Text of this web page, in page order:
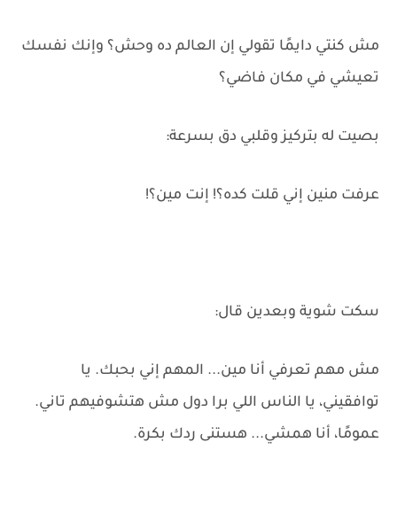
مش كنتي دايمًا تقولي إن العالم ده وحش؟ وإنك نفسك
تعيشي في مكان فاضي؟
بصيت له بتركيز وقلبي دق بسرعة:
عرفت منين إني قلت كده؟! إنت مين؟!
سكت شوية وبعدين قال:
مش مهم تعرفي أنا مين... المهم إني بحبك. يا
توافقيني، يا الناس اللي برا دول مش هتشوفيهم تاني.
عمومًا، أنا همشي... هستنى ردك بكرة.